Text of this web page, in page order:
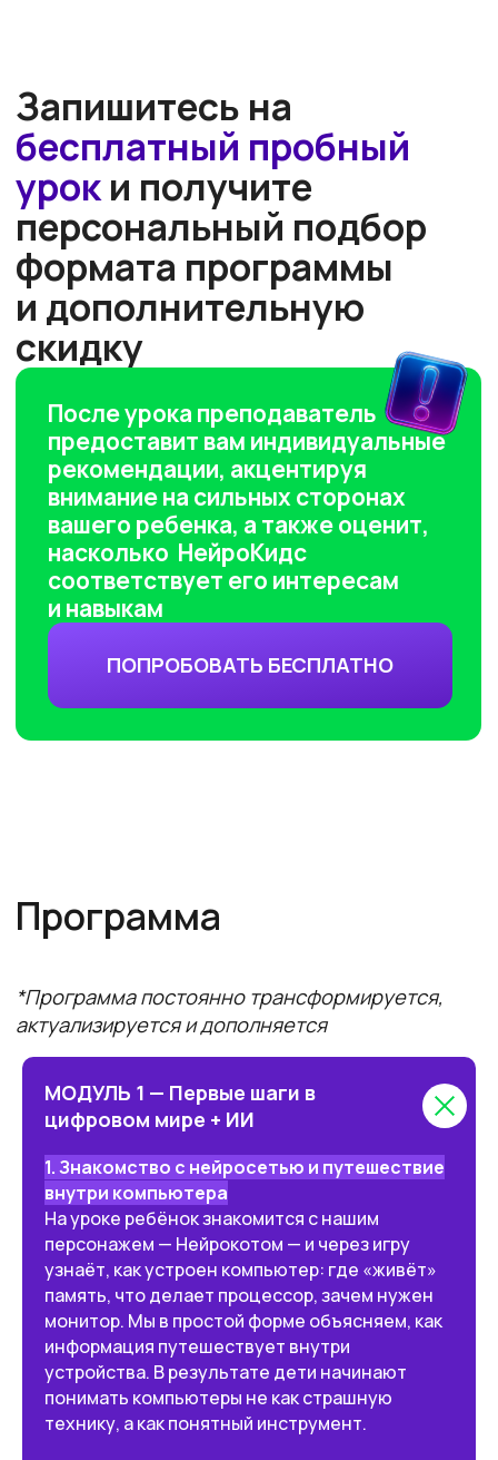
МОДУЛЬ 1 — Первые шаги в
цифровом мире + ИИ
1. Знакомство с нейросетью и путешествие
внутри компьютера
На уроке ребёнок знакомится с нашим
персонажем — Нейрокотом — и через игру
узнаёт, как устроен компьютер: где «живёт»
память, что делает процессор, зачем нужен
монитор. Мы в простой форме объясняем, как
информация путешествует внутри
устройства. В результате дети начинают
понимать компьютеры не как страшную
технику, а как понятный инструмент.